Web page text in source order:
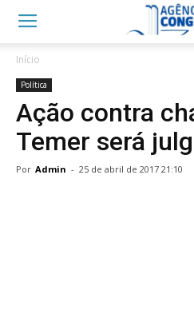
Início
Política
Ação contra
Temer será
Por Admin - 25 de abril de 2017 21:10